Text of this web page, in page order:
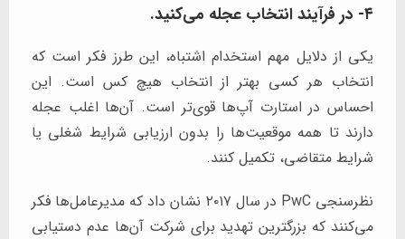
۴- در فرآیند انتخاب عجله می‌کنید.
یکی از دلایل مهم استخدام اشتباه، این طرز فکر است که
انتخاب هر کسی بهتر از انتخاب هیچ کس است. این
احساس در استارت آپ‌ها قوی‌تر است. آن‌ها اغلب عجله
دارند تا همه موقعیت‌ها را بدون ارزیابی شرایط شغلی یا
شرایط متقاضی، تکمیل کنند.
نظرسنجی PwC در سال ۲۰۱۷ نشان داد که مدیرعامل‌ها فکر
می‌کنند که بزرگترین تهدید برای شرکت آن‌ها عدم دستیابی